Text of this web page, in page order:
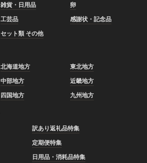
雑貨・日用品
卵
工芸品
感謝状・記念品
セット類 その他
北海道地方
東北地方
中部地方
近畿地方
四国地方 九州地方
訳あり返礼品特集
定期便特集
日用品・消耗品特集